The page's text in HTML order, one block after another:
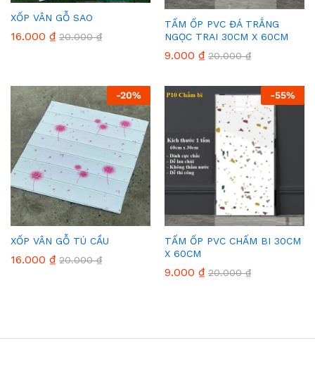
XỐP VÂN GỖ SAO
16.000 ₫ 20.000₫
TẤM ỐP PVC ĐÁ TRẮNG
NGỌC TRAI 30CM X 60CM
9.000 ₫ 20.000₫
-20%
XỐP VÂN GỖ TÚ CẦU
16.000 ₫ 20.000₫
-55%
TẤM ỐP PVC CHẤM BI 30CM
X 60CM
9.000 ₫ 20.000₫